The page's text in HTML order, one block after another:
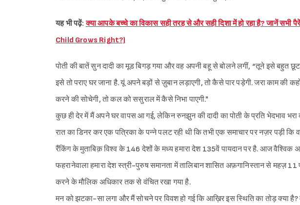
यह भी पढ़ें:क्या आपके बच्चे का विकास सही तरह से और सही दिशा में हो रहा है? जानें
Child Grows Right?)
पोती की बातें सुन दादी का मूड बिगड़ गया और वह अपनी बहू से बोलने लगीं, “तूने इसे बहुत
इसे तो पराए घर जाना है. यूं अपने बड़ों से ज़ुबान लड़ाएगी, तो कैसे पार पड़ेगी. जरा काम की
करने की सोचेगी, तो कल को ससुराल में कैसे निभा पाएगी."
कुछ ही देर में मैं अपने घर वापस आ गई, लेकिन रुनझुन की दादी का पोती के प्रति भेदभाव भरा
रात का डिनर कर एक पत्रिका के पन्ने पलट रही थी कि तभी एक समाचार पर नज़र पड़ी कि
रैंकिंग के मुताबिक़ विश्व के 146 देशों के मध्य हमारा देश 135वें पायदान पर है. आज वैश्विक
फहरानेवाला हमारा देश स्त्री-पुरुष समानता में तालिबान शासित अफ़गानिस्तान से महज़ 11
करने के मौलिक अधिकार तक से वंचित रखा गया है.
मन को झटका-सा लगा और मैं सोचने पर विवश हो गई कि आख़िर इस स्थिति का तोड़ क्या